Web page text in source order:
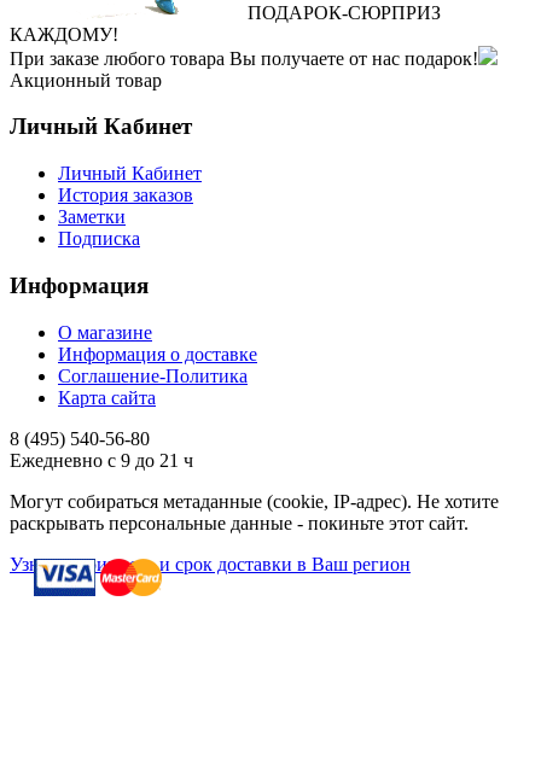
ПОДАРОК‐СЮРПРИЗ
КАЖДОМУ!
При заказе любого товара Вы получаете от нас подарок!
Акционный товар
Личный Кабинет
Личный Кабинет
История заказов
Заметки
Подписка
Информация
О магазине
Информация о доставке
Соглашение-Политика
Карта сайта
8 (495) 540-56-80
Ежедневно с 9 до 21 ч
Могут собираться метаданные (cookie, IP-адрес). Не хотите
раскрывать персональные данные - покиньте этот сайт.
Узнать стоимость и срок доставки в Ваш регион